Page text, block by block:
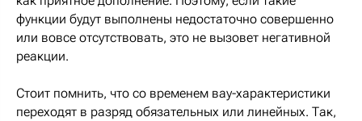
функции будут выполнены недостаточно совершенно
или вовсе отсутствовать, это не вызовет негативной
реакции.
Стоит помнить, что со временем вау-характеристики
переходят в разряд обязательных или линейных. Так,